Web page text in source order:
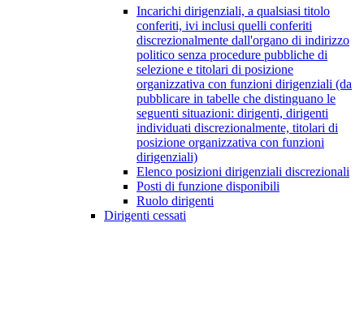
Incarichi dirigenziali, a qualsiasi titolo
conferiti, ivi inclusi quelli conferiti
discrezionalmente dall'organo di indirizzo
politico senza procedure pubbliche di
selezione e titolari di posizione
organizzativa con funzioni dirigenziali (da
pubblicare in tabelle che distinguano le
seguenti situazioni: dirigenti, dirigenti
individuati discrezionalmente, titolari di
posizione organizzativa con funzioni
dirigenziali)
Elenco posizioni dirigenziali discrezionali
Posti di funzione disponibili
Ruolo dirigenti
Dirigenti cessati